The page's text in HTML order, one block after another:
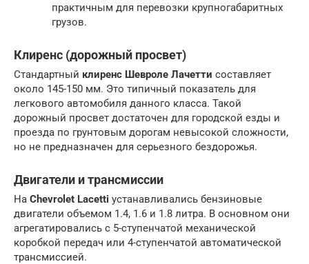
практичным для перевозки крупногабаритных
грузов.
Клиренс (дорожный просвет)
Стандартный клиренс Шевроле Лачетти составляет
около 145-150 мм. Это типичный показатель для
легкового автомобиля данного класса. Такой
дорожный просвет достаточен для городской езды и
проезда по грунтовым дорогам невысокой сложности,
но не предназначен для серьезного бездорожья.
Двигатели и трансмиссии
На Chevrolet Lacetti устанавливались бензиновые
двигатели объемом 1.4, 1.6 и 1.8 литра. В основном они
агрегатировались с 5-ступенчатой механической
коробкой передач или 4-ступенчатой автоматической
трансмиссией.